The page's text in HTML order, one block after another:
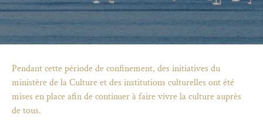
Pendant cette période de confinement, des initiatives du
ministère de la Culture et des institutions culturelles ont été
mises en place afin de continuer à faire vivre la culture auprès
de tous.